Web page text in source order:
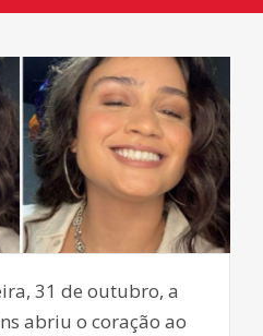
31 de outubro, a
abriu o coração ao